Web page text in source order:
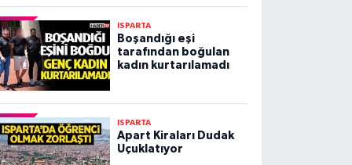
ISPARTA
Boşandığı eşi
tarafından boğulan
kadın kurtarılamadı
ISPARTA
Apart Kiraları Dudak
Uçuklatıyor